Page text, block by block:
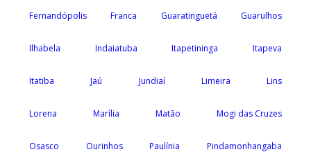
Fernandópolis Franca Guaratinguetá Guarulhos
Ilhabela Indaiatuba Itapetininga Itapeva
Itatiba Jaú Jundiaí Limeira Lins
Lorena Marília Matão Mogi das Cruzes
Osasco Ourinhos Paulínia Pindamonhangaba